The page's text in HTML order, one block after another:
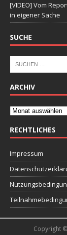
[VIDEO] Vom
in eigener Sache
SUCHE
ARCHIV
RECHTLICHES
Impressum
Copyright